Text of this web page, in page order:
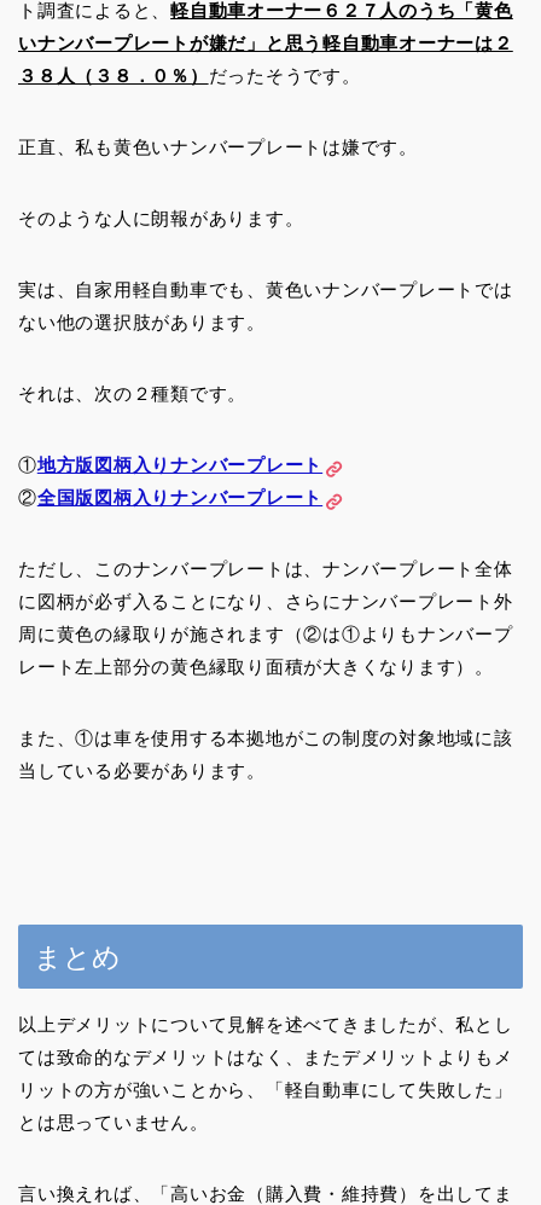
ト調査によると、軽自動車オーナー６２７人のうち「黄色
いナンバープレートが嫌だ」と思う軽自動車オーナーは２
３８人（３８．０％） だったそうです。
正直、私も黄色いナンバープレートは嫌です。
そのような人に朗報があります。
実は、自家用軽自動車でも、黄色いナンバープレートでは
ない他の選択肢があります。
それは、次の２種類です。
①地方版図柄入りナンバープレート
②全国版図柄入りナンバープレート
ただし、このナンバープレートは、ナンバープレート全体
に図柄が必ず入ることになり、さらにナンバープレート外
周に黄色の縁取りが施されます（②は①よりもナンバープ
レート左上部分の黄色縁取り面積が大きくなります）。
また、①は車を使用する本拠地がこの制度の対象地域に該
当している必要があります。
まとめ
以上デメリットについて見解を述べてきましたが、私とし
ては致命的なデメリットはなく、またデメリットよりもメ
リットの方が強いことから、「軽自動車にして失敗した」
とは思っていません。
言い換えれば、「高いお金（購入費・維持費）を出してま